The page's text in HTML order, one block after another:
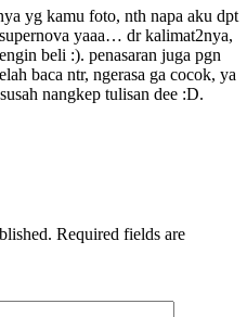
yg kamu foto, nth napa aku dpt
yaaa… dr kalimat2nya,
beli :). penasaran juga pgn
baca ntr, ngerasa ga cocok, ya
nangkep tulisan dee :D.
Required fields are